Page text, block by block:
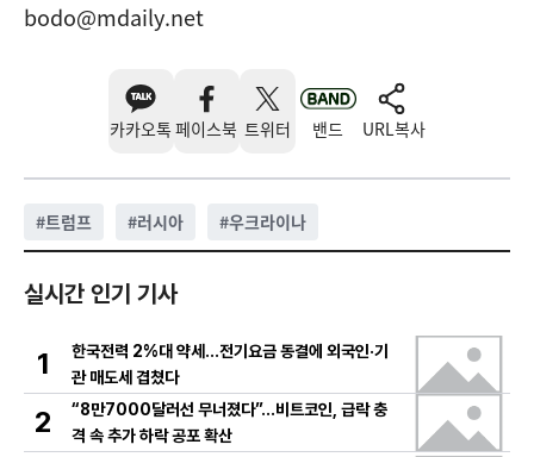
bodo@mdaily.net
카카오톡 페이스북 트위터 밴드 URL복사
#트럼프 #러시아 #우크라이나
실시간 인기 기사
1
한국전력 2%대 약세…전기요금 동결에 외국인·기
관 매도세 겹쳤다
2
“8만7000달러선 무너졌다”…비트코인, 급락 충
격 속 추가 하락 공포 확산